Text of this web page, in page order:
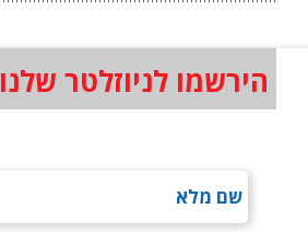
הירשמו לניוזלטר שלנו